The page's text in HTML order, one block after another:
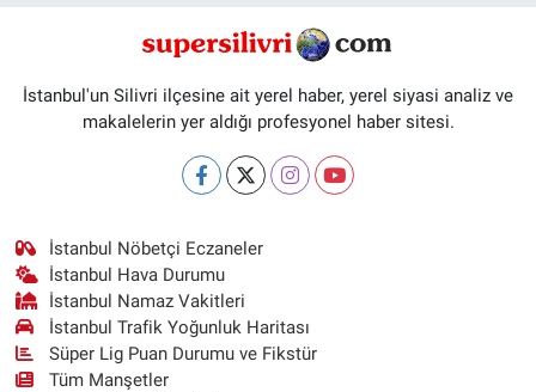
İstanbul'un Silivri ilçesine ait yerel haber, yerel siyasi analiz ve
makalelerin yer aldığı profesyonel haber sitesi.
İstanbul Nöbetçi Eczaneler
İstanbul Hava Durumu
İstanbul Namaz Vakitleri
İstanbul Trafik Yoğunluk Haritası
Süper Lig Puan Durumu ve Fikstür
Tüm Manşetler